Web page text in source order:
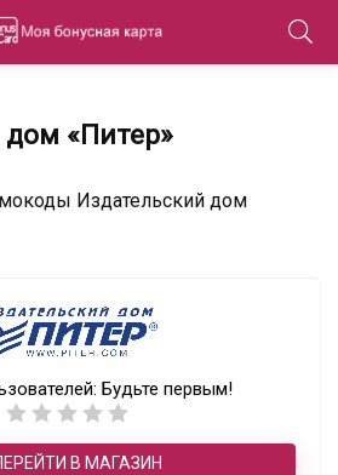
дом «Питер»
Издательский дом
Будьте первым!
В МАГАЗИН